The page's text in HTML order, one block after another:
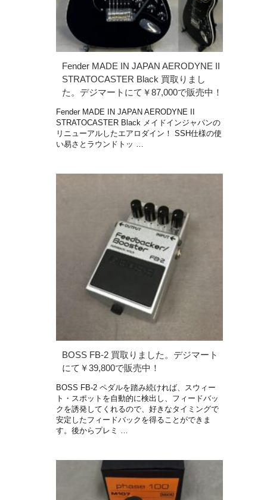
Fender MADE IN JAPAN AERODYNE II
STRATOCASTER Black 買取りまし
た。デジマートにて￥87,000で販売中！
Fender MADE IN JAPAN AERODYNE II
STRATOCASTER Black メイドインジャパンの
リニューアルしたエアロダイン！ SSH仕様の使
い易さとラウンドトッ …
BOSS FB-2 買取りました。デジマート
にて￥39,800で販売中！
BOSS FB-2 ペダルを踏み続ければ、スウィー
ト・スポットを自動的に検出し、フィードバッ
クを誘発してくれるので、好きなタイミングで
安定したフィードバックを得ることができま
す。後からプレミ …